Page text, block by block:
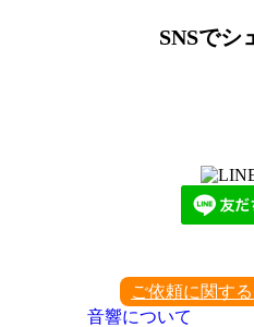
SNSでシ
ご依頼に関す
音響について